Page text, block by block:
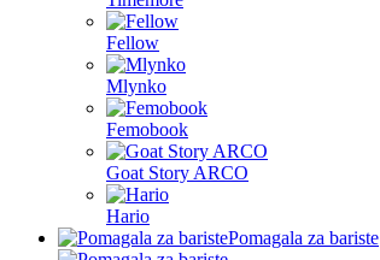
Fellow
Mlynko
Femobook
Goat Story ARCO
Hario
Pomagala za bariste